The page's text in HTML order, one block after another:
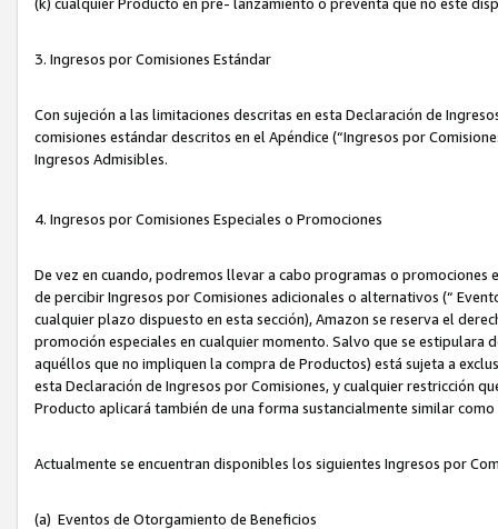
3. Ingresos por Comisiones Estándar
Con sujeción a las limitaciones descritas en esta Declaración de
comisiones estándar descritos en el Apéndice (“Ingresos por
Ingresos Admisibles.
4. Ingresos por Comisiones Especiales o Promociones
De vez en cuando, podremos llevar a cabo programas o
de percibir Ingresos por Comisiones adicionales o alternativos (“
cualquier plazo dispuesto en esta sección), Amazon se reserva el
promoción especiales en cualquier momento. Salvo que se
aquéllos que no impliquen la compra de Productos) está sujeta a
esta Declaración de Ingresos por Comisiones, y cualquier restricción
Producto aplicará también de una forma sustancialmente similar
Actualmente se encuentran disponibles los siguientes Ingresos por
(a) Eventos de Otorgamiento de Beneficios